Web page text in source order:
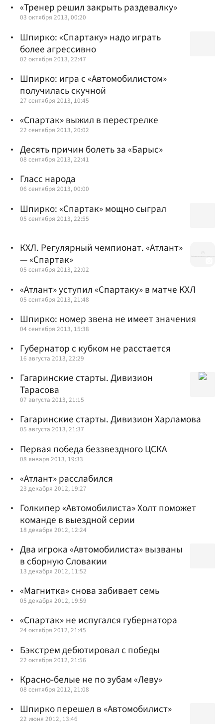
«Тренер решил закрыть раздевалку»
03 октября 2013, 00:20
Шпирко: «Спартаку» надо играть
более агрессивно
02 октября 2013, 22:47
Шпирко: игра с «Автомобилистом»
получилась скучной
27 сентября 2013, 10:45
«Спартак» выжил в перестрелке
22 сентября 2013, 20:02
Десять причин болеть за «Барыс»
08 сентября 2013, 22:41
Гласс народа
06 сентября 2013, 00:00
Шпирко: «Спартак» мощно сыграл
05 сентября 2013, 22:55
КХЛ. Регулярный чемпионат. «Атлант»
— «Спартак»
05 сентября 2013, 22:02
«Атлант» уступил «Спартаку» в матче КХЛ
05 сентября 2013, 21:48
Шпирко: номер звена не имеет значения
04 сентября 2013, 15:38
Губернатор с кубком не расстается
16 августа 2013, 22:29
Гагаринские старты. Дивизион
Тарасова
07 августа 2013, 21:15
Гагаринские старты. Дивизион Харламова
05 августа 2013, 21:37
Первая победа беззвездного ЦСКА
08 января 2013, 19:33
«Атлант» расслабился
23 декабря 2012, 19:27
Голкипер «Автомобилиста» Холт поможет
команде в выездной серии
18 декабря 2012, 12:24
Два игрока «Автомобилиста» вызваны
в сборную Словакии
13 декабря 2012, 11:52
«Магнитка» снова забивает семь
05 декабря 2012, 19:59
«Спартак» не испугался губернатора
24 октября 2012, 21:45
Бэкстрем дебютировал с победы
22 октября 2012, 21:56
Красно-белые не по зубам «Леву»
08 сентября 2012, 21:08
Шпирко перешел в «Автомобилист»
22 июня 2012, 13:46